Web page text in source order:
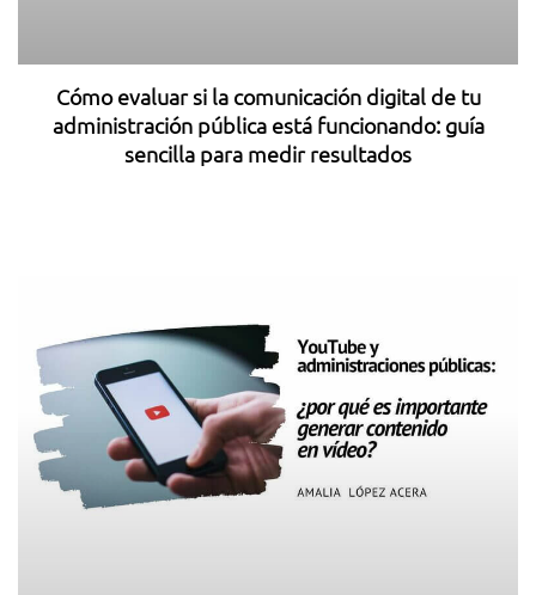
Cómo evaluar si la comunicación digital de tu
administración pública está funcionando: guía
sencilla para medir resultados